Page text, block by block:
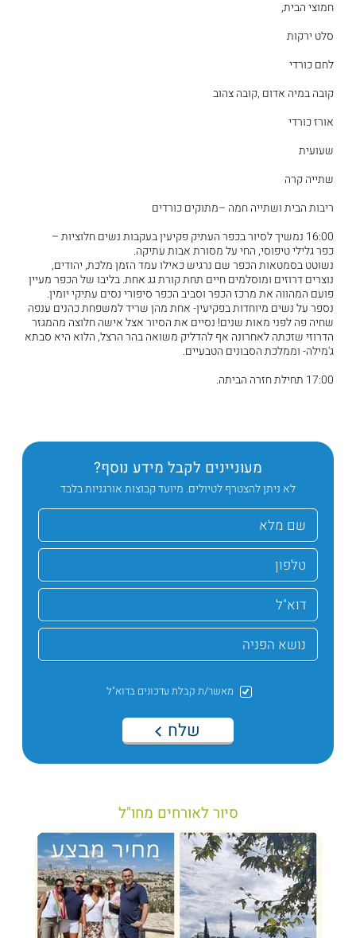
חמוצי הבית,
סלט ירקות
לחם כורדי
קובה במיה אדום ,קובה צהוב
אורז כורדי
שעועית
שתייה קרה
ריבות הבית ושתייה חמה –מתוקים כורדים
16:00 נמשיך לסיור בכפר העתיק פקיעין בעקבות נשים חלוציות –
כפר גלילי טיפוסי, החי על מסורת אבות עתיקה.
נשוטט בסמטאות הכפר שם נרגיש כאילו עמד הזמן מלכת, יהודים,
נוצרים דרוזים ומוסלמים חיים תחת קורת גג אחת. בליבו של הכפר מעיין
פועם המהווה את מרכז הכפר וסביב הכפר סיפורי נסים עתיקי יומין.
נספר על נשים מיוחדות בפקיעין- אחת מהן שריד למשפחת כהנים ענפה
שחיה פה לפני מאות שנים! נסיים את הסיור אצל אישה חלוצה מהמגזר
הדרוזי שזכתה לאחרונה אף להדליק משואה בהר הרצל, הלוא היא סבתא
ג'מילה- וממלכת הסבונים הטבעיים.
17:00 תחילת חזרה הביתה.
מעוניינים לקבל מידע נוסף?
לא ניתן להצטרף לטיולים. מיועד קבוצות אורגניות בלבד
מאשר/ת קבלת עדכונים בדוא"ל
שלח
סיור לאורחים מחו"ל